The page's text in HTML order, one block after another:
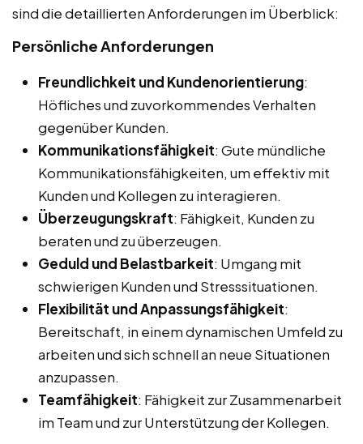
sind die detaillierten Anforderungen im Überblick:
Persönliche Anforderungen
Freundlichkeit und Kundenorientierung:
Höfliches und zuvorkommendes Verhalten
gegenüber Kunden.
Kommunikationsfähigkeit: Gute mündliche
Kommunikationsfähigkeiten, um effektiv mit
Kunden und Kollegen zu interagieren.
Überzeugungskraft: Fähigkeit, Kunden zu
beraten und zu überzeugen.
Geduld und Belastbarkeit: Umgang mit
schwierigen Kunden und Stresssituationen.
Flexibilität und Anpassungsfähigkeit:
Bereitschaft, in einem dynamischen Umfeld zu
arbeiten und sich schnell an neue Situationen
anzupassen.
Teamfähigkeit: Fähigkeit zur Zusammenarbeit
im Team und zur Unterstützung der Kollegen.